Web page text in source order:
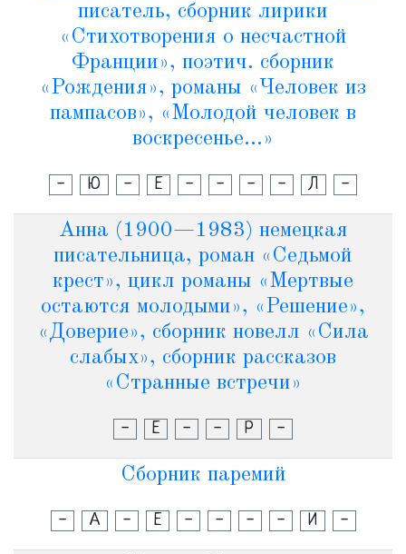
писатель, сборник лирики
«Стихотворения о несчастной
Франции», поэтич. сборник
«Рождения», романы «Человек из
пампасов», «Молодой человек в
воскресенье...»
- Ю - Е - - - - Л -
Анна (1900—1983) немецкая
писательница, роман «Седьмой
крест», цикл романы «Мертвые
остаются молодыми», «Решение»,
«Доверие», сборник новелл «Сила
слабых», сборник рассказов
«Странные встречи»
- Е - - Р -
Сборник паремий
- А - Е - - - - И -